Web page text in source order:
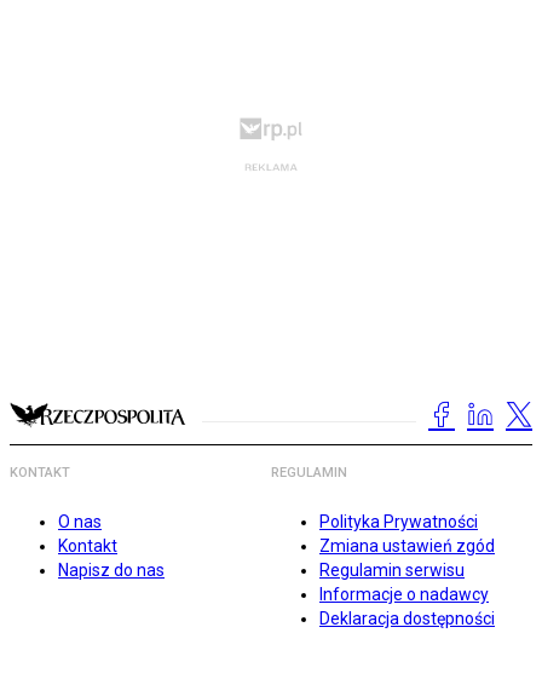
KONTAKT
O nas
Kontakt
Napisz do nas
REGULAMIN
Polityka Prywatności
Zmiana ustawień zgód
Regulamin serwisu
Informacje o nadawcy
Deklaracja dostępności